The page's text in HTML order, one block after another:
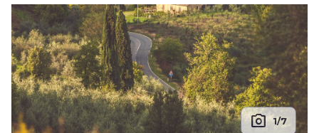
photo_camera 1/7